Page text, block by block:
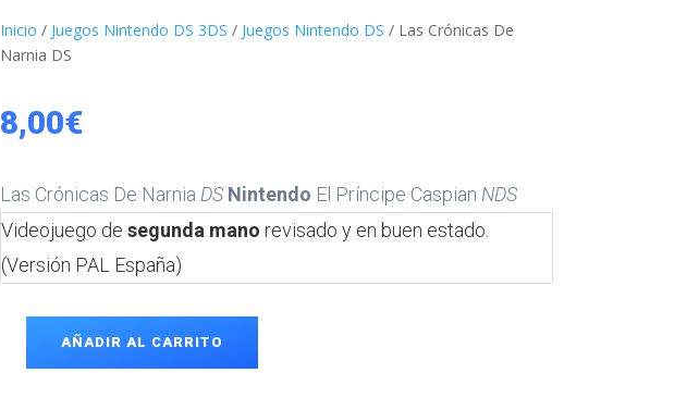
Inicio / Juegos Nintendo DS 3DS / Juegos Nintendo DS / Las Crónicas De
Narnia DS
8,00€
Las Crónicas De Narnia DS Nintendo El Príncipe Caspian NDS
Videojuego de segunda mano revisado y en buen estado.
(Versión PAL España)
AÑADIR AL CARRITO